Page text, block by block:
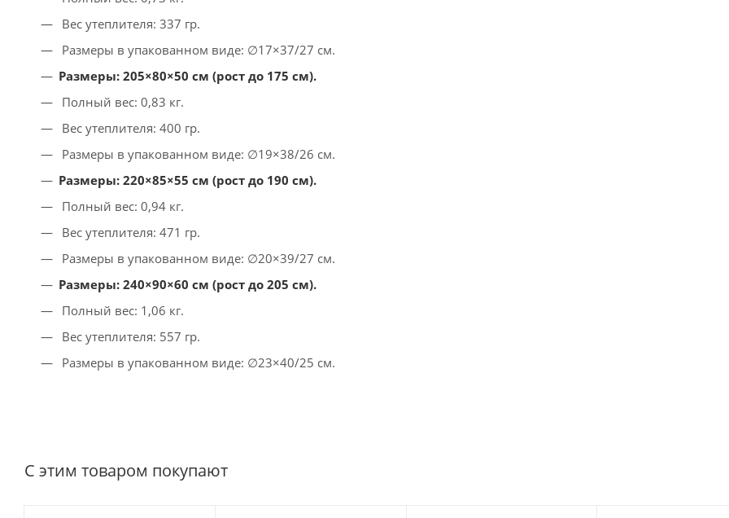
Вес утеплителя: 337 гр.
Размеры в упакованном виде: ∅17×37/27 см.
Размеры: 205×80×50 см (рост до 175 см).
Полный вес: 0,83 кг.
Вес утеплителя: 400 гр.
Размеры в упакованном виде: ∅19×38/26 см.
Размеры: 220×85×55 см (рост до 190 см).
Полный вес: 0,94 кг.
Вес утеплителя: 471 гр.
Размеры в упакованном виде: ∅20×39/27 см.
Размеры: 240×90×60 см (рост до 205 см).
Полный вес: 1,06 кг.
Вес утеплителя: 557 гр.
Размеры в упакованном виде: ∅23×40/25 см.
С этим товаром покупают